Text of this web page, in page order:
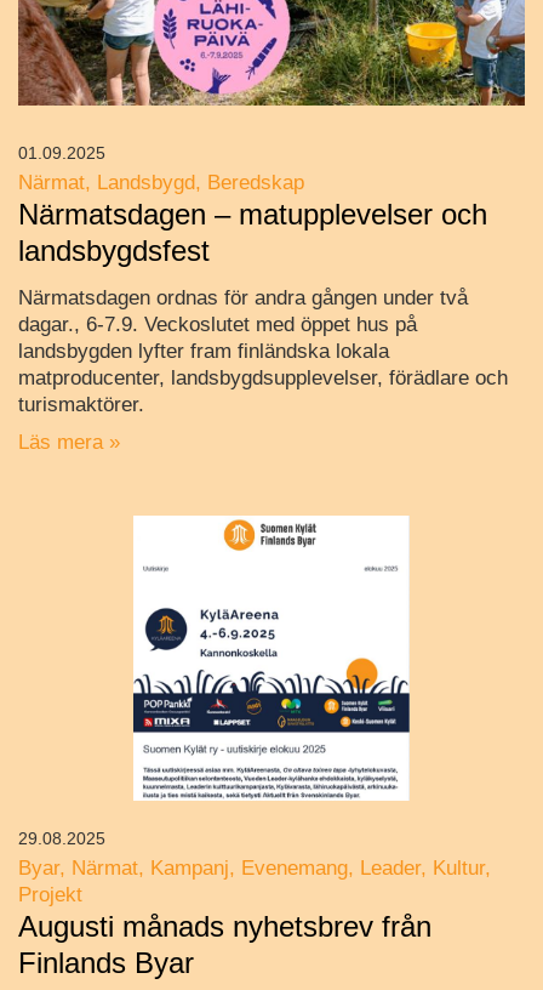
Närmat Landsbygd Beredskap
Närmatsdagen – matupplevelser och
landsbygdsfest
Närmatsdagen ordnas för andra gången under två
dagar., 6-7.9. Veckoslutet med öppet hus på
landsbygden lyfter fram finländska lokala
matproducenter, landsbygdsupplevelser, förädlare och
turismaktörer.
Läs mera »
01.09.2025
Byar Närmat Kampanj Evenemang Leader
Kultur
Projekt
Augusti månads nyhetsbrev från
Finlands Byar
29.08.2025